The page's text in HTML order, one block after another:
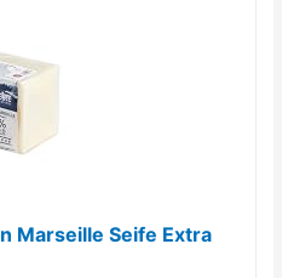
Marseille Seife Extra